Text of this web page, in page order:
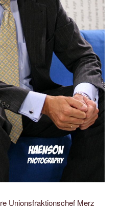
Unionsfraktionschef Merz